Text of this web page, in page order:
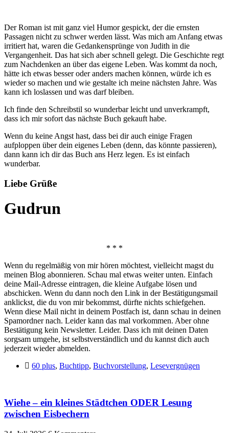
Der Roman ist mit ganz viel Humor gespickt, der die ernsten
Passagen nicht zu schwer werden lässt. Was mich am Anfang etwas
irritiert hat, waren die Gedankensprünge von Judith in die
Vergangenheit. Das hat sich aber schnell gelegt. Die Geschichte regt
zum Nachdenken an über das eigene Leben. Was kommt da noch,
hätte ich etwas besser oder anders machen können, würde ich es
wieder so machen und wie gestalte ich meine nächsten Jahre. Was
kann ich loslassen und was darf bleiben.
Ich finde den Schreibstil so wunderbar leicht und unverkrampft,
dass ich mir sofort das nächste Buch gekauft habe.
Wenn du keine Angst hast, dass bei dir auch einige Fragen
aufploppen über dein eigenes Leben (denn, das könnte passieren),
dann kann ich dir das Buch ans Herz legen. Es ist einfach
wunderbar.
Liebe Grüße
Gudrun
* * *
Wenn du regelmäßig von mir hören möchtest, vielleicht magst du
meinen Blog abonnieren. Schau mal etwas weiter unten. Einfach
deine Mail-Adresse eintragen, die kleine Aufgabe lösen und
abschicken. Wenn du dann noch den Link in der Bestätigungsmail
anklickst, die du von mir bekommst, dürfte nichts schiefgehen.
Wenn diese Mail nicht in deinem Postfach ist, dann schau in deinen
Spamordner nach. Leider kann das mal vorkommen. Aber ohne
Bestätigung kein Newsletter. Leider. Dass ich mit deinen Daten
sorgsam umgehe, ist selbstverständlich und du kannst dich auch
jederzeit wieder abmelden.
60 plus, Buchtipp, Buchvorstellung, Lesevergnügen
Wiehe – ein kleines Städtchen ODER Lesung
zwischen Eisbechern